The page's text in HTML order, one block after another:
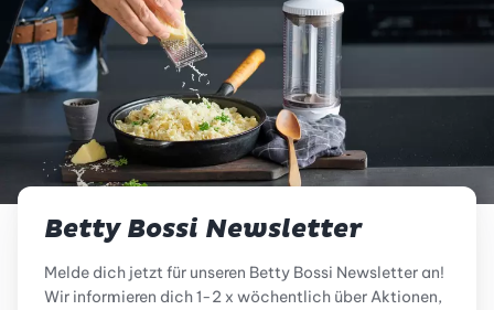
Betty Bossi Newsletter
Melde dich jetzt für unseren Betty Bossi Newsletter an!
Wir informieren dich 1-2 x wöchentlich über Aktionen,